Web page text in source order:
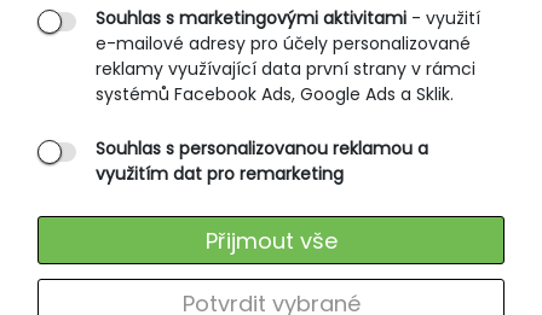
Souhlas s marketingovými aktivitami - využití
e-mailové adresy pro účely personalizované
reklamy využívající data první strany v rámci
systémů Facebook Ads, Google Ads a Sklik.
Souhlas s personalizovanou reklamou a
využitím dat pro remarketing
Potvrdit vybrané
Přijmout vše
Rozměrové tabulky
Způsoby doručení
Ochrana osobních údajů
SLUŽBY ZÁKAZNÍKŮM
Výměna zboží